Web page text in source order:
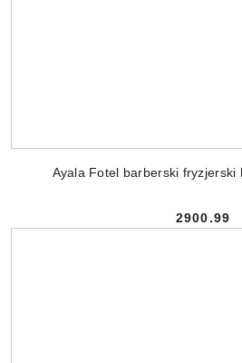
Ayala Fotel barberski fryzjerski
Cena:
2900.99